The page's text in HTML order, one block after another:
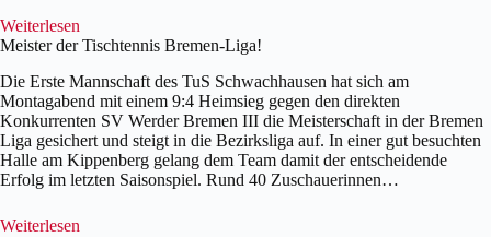
Weiterlesen
Meister der Tischtennis Bremen-Liga!
Die Erste Mannschaft des TuS Schwachhausen hat sich am
Montagabend mit einem 9:4 Heimsieg gegen den direkten
Konkurrenten SV Werder Bremen III die Meisterschaft in der Bremen
Liga gesichert und steigt in die Bezirksliga auf. In einer gut besuchten
Halle am Kippenberg gelang dem Team damit der entscheidende
Erfolg im letzten Saisonspiel. Rund 40 Zuschauerinnen…
Weiterlesen